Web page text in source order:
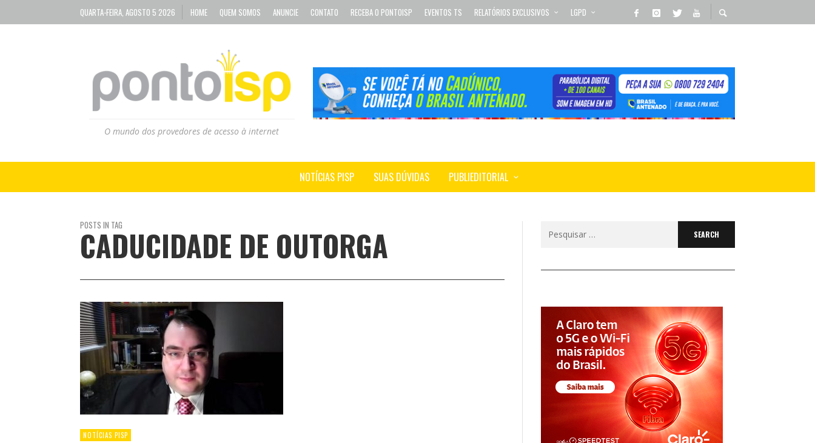
QUARTA-FEIRA, AGOSTO 5 2026 HOME QUEM SOMOS ANUNCIE CONTATO RECEBA O PONTOISP EVENTOS TS RELATÓRIOS EXCLUSIVOS LGPD
O mundo dos provedores de acesso à internet
NOTÍCIAS PISP SUAS DÚVIDAS PUBLIEDITORIAL
POSTS IN TAG
CADUCIDADE DE OUTORGA
NOTÍCIAS PISP